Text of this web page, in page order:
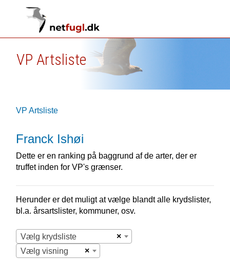
VP Artsliste
VP Artsliste
Franck Ishøi
Dette er en ranking på baggrund af de arter, der er
truffet inden for VP's grænser.
Herunder er det muligt at vælge blandt alle krydslister,
bl.a. årsartslister, kommuner, osv.
×
Vælg krydsliste
×
Vælg visning